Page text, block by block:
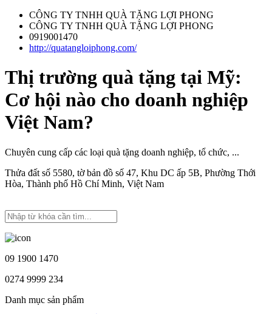
CÔNG TY TNHH QUÀ TẶNG LỢI PHONG
CÔNG TY TNHH QUÀ TẶNG LỢI PHONG
0919001470
http://quatangloiphong.com/
Thị trường quà tặng tại Mỹ:
Cơ hội nào cho doanh nghiệp
Việt Nam?
Chuyên cung cấp các loại quà tặng doanh nghiệp, tổ chức, ...
Thửa đất số 5580, tờ bản đồ số 47, Khu DC ấp 5B, Phường Thới
Hòa, Thành phố Hồ Chí Minh, Việt Nam
09 1900 1470
0274 9999 234
Danh mục sản phẩm